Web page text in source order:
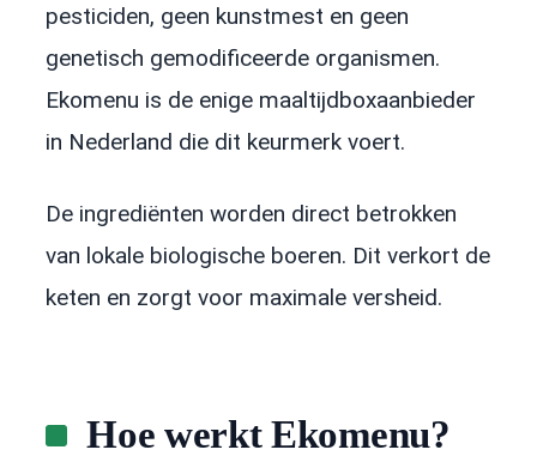
pesticiden, geen kunstmest en geen
genetisch gemodificeerde organismen.
Ekomenu is de enige maaltijdboxaanbieder
in Nederland die dit keurmerk voert.
De ingrediënten worden direct betrokken
van lokale biologische boeren. Dit verkort de
keten en zorgt voor maximale versheid.
Hoe werkt Ekomenu?